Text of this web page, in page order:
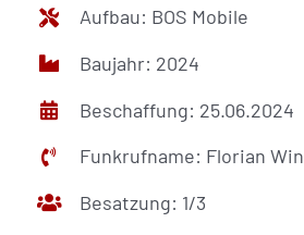
Aufbau: BOS Mobile
Baujahr: 2024
Beschaffung: 25.06.2024
Funkrufname: Florian
Besatzung: 1/3